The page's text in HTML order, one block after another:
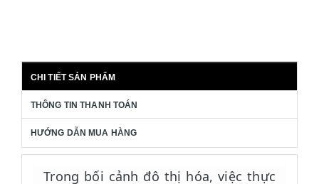
CHI TIẾT SẢN PHẨM
THÔNG TIN THANH TOÁN
HƯỚNG DẪN MUA HÀNG
Trong bối cảnh đô thị hóa, việc thực